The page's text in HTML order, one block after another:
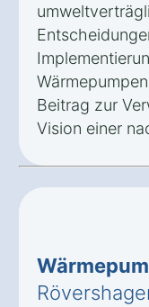
Beitrag zur
Vision einer